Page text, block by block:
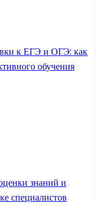
к ЕГЭ и ОГЭ: как
обучения
знаний и
специалистов